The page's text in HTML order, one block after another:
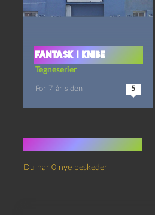
Fantask i Knibe
Tegneserier
For 7 år siden 5
Du har 0 nye beskeder